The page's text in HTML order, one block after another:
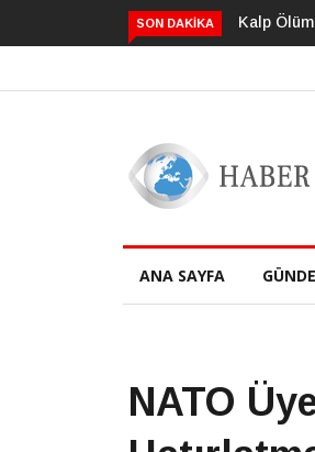
SON DAKIKA
3 Önlenebilir Risk Faktörüyle İlişkili
ANA SAYFA
NATO